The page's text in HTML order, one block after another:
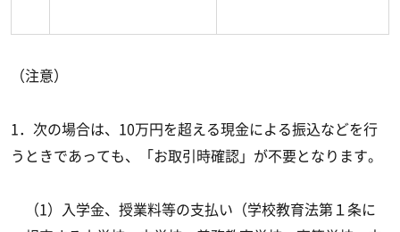
（注意）
1．次の場合は、10万円を超える現金による振込などを行
うときであっても、「お取引時確認」が不要となります。
（1）入学金、授業料等の支払い（学校教育法第１条に